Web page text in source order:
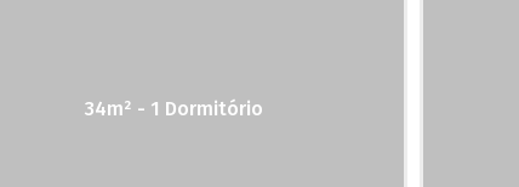
34m² - 1 Dormitório